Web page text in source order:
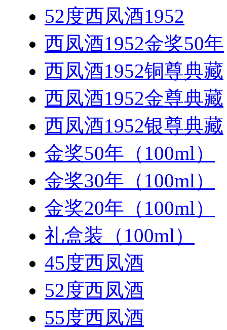
52度西凤酒1952
西凤酒1952金奖50年
西凤酒1952铜尊典藏
西凤酒1952金尊典藏
西凤酒1952银尊典藏
金奖50年（100ml）
金奖30年（100ml）
金奖20年（100ml）
礼盒装（100ml）
45度西凤酒
52度西凤酒
55度西凤酒